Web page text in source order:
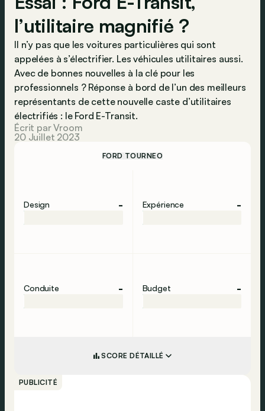
l’utilitaire magnifié ?
Il n’y pas que les voitures particulières qui sont
appelées à s’électrifier. Les véhicules utilitaires aussi.
Avec de bonnes nouvelles à la clé pour les
professionnels ? Réponse à bord de l’un des meilleurs
représentants de cette nouvelle caste d’utilitaires
électrifiés : le Ford E-Transit.
Écrit par Vroom
20 Juillet 2023
FORD TOURNEO
Design - Expérience -
Conduite - Budget -
SCORE DÉTAILLÉ
PUBLICITÉ